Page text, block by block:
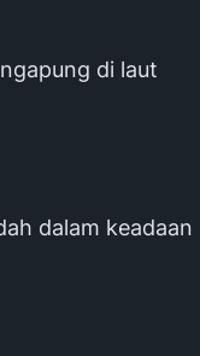
di laut
dalam keadaan